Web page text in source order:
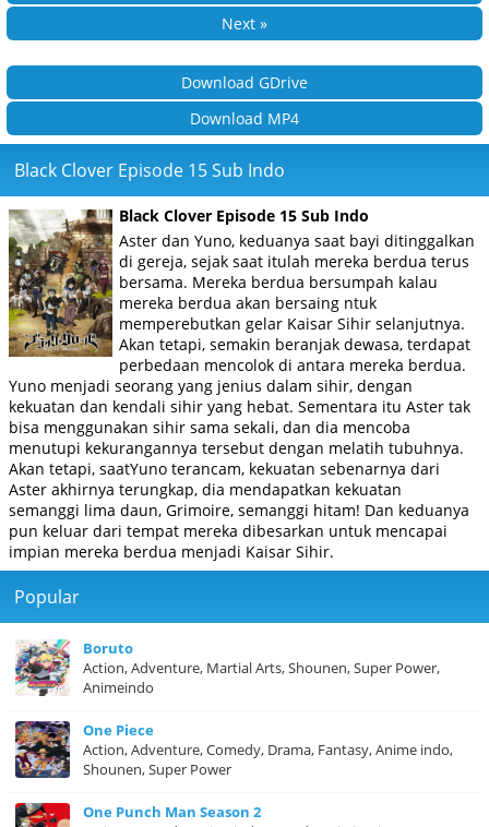
Next »
Download GDrive
Download MP4
Black Clover Episode 15 Sub Indo
Black Clover Episode 15 Sub Indo
Aster dan Yuno, keduanya saat bayi ditinggalkan
di gereja, sejak saat itulah mereka berdua terus
bersama. Mereka berdua bersumpah kalau
mereka berdua akan bersaing ntuk
memperebutkan gelar Kaisar Sihir selanjutnya.
Akan tetapi, semakin beranjak dewasa, terdapat
perbedaan mencolok di antara mereka berdua.
Yuno menjadi seorang yang jenius dalam sihir, dengan
kekuatan dan kendali sihir yang hebat. Sementara itu Aster tak
bisa menggunakan sihir sama sekali, dan dia mencoba
menutupi kekurangannya tersebut dengan melatih tubuhnya.
Akan tetapi, saatYuno terancam, kekuatan sebenarnya dari
Aster akhirnya terungkap, dia mendapatkan kekuatan
semanggi lima daun, Grimoire, semanggi hitam! Dan keduanya
pun keluar dari tempat mereka dibesarkan untuk mencapai
impian mereka berdua menjadi Kaisar Sihir.
Popular
Boruto
Action, Adventure, Martial Arts, Shounen, Super Power,
Animeindo
One Piece
Action, Adventure, Comedy, Drama, Fantasy, Anime indo,
Shounen, Super Power
One Punch Man Season 2